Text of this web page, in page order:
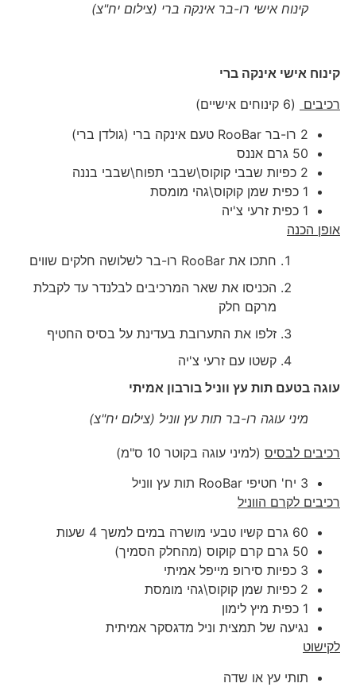
קינוח אישי רו-בר אינקה ברי (צילום יח"צ)
קינוח אישי אינקה ברי
רכיבים(6 קינוחים אישיים)
2 רו-בר RooBar טעם אינקה ברי (גולדן ברי)
50 גרם אננס
2 כפיות שבבי קוקוס\שבבי תפוח\שבבי בננה
1 כפית שמן קוקוס\גהי מומסת
1 כפית זרעי צ'יה
אופן הכנה
חתכו את RooBar רו-בר לשלושה חלקים שווים
הכניסו את שאר המרכיבים לבלנדר עד לקבלת
מרקם חלק
זלפו את התערובת בעדינת על בסיס החטיף
קשטו עם זרעי צ'יה
עוגה בטעם תות עץ ווניל בורבון אמיתי
מיני עוגה רו-בר תות עץ ווניל (צילום יח"צ)
רכיבים לבסיס(למיני עוגה בקוטר 10 ס"מ)
3 יח' חטיפי RooBar תות עץ ווניל
רכיבים לקרם הווניל
60 גרם קשיו טבעי מושרה במים למשך 4 שעות
50 גרם קרם קוקוס (מהחלק הסמיך)
3 כפיות סירופ מייפל אמיתי
2 כפיות שמן קוקוס\גהי מומסת
1 כפית מיץ לימון
נגיעה של תמצית וניל מדגסקר אמיתית
לקישוט
תותי עץ או שדה